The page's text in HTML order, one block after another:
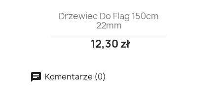
Drzewiec Do Flag 150cm
22mm
12,30 zł
Komentarze (0)